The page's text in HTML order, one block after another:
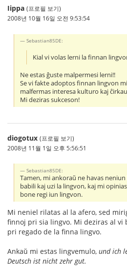
Iippa (프로필 보기)
2008년 10월 16일 오전 9:53:54
Sebastian85DE:
Kial vi volas lerni la finnan
Ne estas ĝuste malpermesi lerni!!
Se vi fakte adoptos finnan lingvon
malfermas interesa kulturo kaj
Mi deziras sukceson!
diogotux (프로필 보기)
2008년 11월 1일 오후 5:56:51
Sebastian85DE:
Tamen, mi ankoraŭ ne havas
babili kaj uzi la lingvon, kaj mi
bone regi iun lingvon.
Mi neniel rilatas al la afero, sed
finnoj pri sia lingvo. Mi deziras al vi
pri regado de la finna lingvo.
Ankaŭ mi estas lingvemulo, und ich
Deutsch ist nicht zehr gut.